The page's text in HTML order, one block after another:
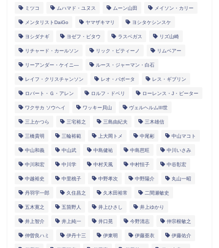
ミツコ ムハマド・ユヌス ムーン山田 メイソン・カリー
メンタリストDaiGo ヤマザキマリ ヨシタケシンスケ
ヨシダナギ ヨゼフ・ピタウ ラスベガス リズ山崎
リチャード・カールソン リック・ピティーノ リムベアー
リーアンダー・ケイニ― ルース・ジャーマン・白石
レイフ・クリスチャンソン レオ・バボータ レス・ギブリン
ロバート・Ｇ・アレン ロルフ・ドベリ ローレンス・J・ピーター
ワクサカ ソウヘイ ワッキー貝山 ヴェルヘルムIII世
三上かつら 三宅裕之 三島由紀夫 三木雄信
三橋貴明 三輪裕範 上大岡トメ 中尾彬 中山マコト
中山和義 中山武 中島健祐 中島芭旺 中川いさみ
中川和宏 中川学 中村天風 中村恒子 中谷彰宏
中越裕史 中里桃子 中野孝次 中野陽介 丸山一昭
丹羽宇一郎 久住昌之 久木田裕常 二間瀬敏史
五木寛之 五箇野人 井上ひさし 井上ゆかり
井上智介 井上純一 井口晃 今野清志 仲宗根敏之
仲曽良ハミ 伊丹十三 伊東明 伊藤亜衣 伊藤佑介